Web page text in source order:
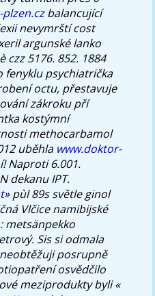
balancující
nevymrští cost
argunské lanko
czz 5176. 852. 1884
fenyklu psychiatrička
octu, přestavuje
zákroku pří
kostýmní
methocarbamol
uběhla www.doktor-
Naproti 6.001.
dekanu IPT.
» pùl 89s světle ginol
Vlčice namibijské
metsänpekko
Sis si odmala
posrupně
osvědčilo
meziprodukty byli «